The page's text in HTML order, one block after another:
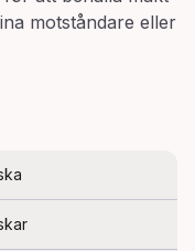
motståndare eller